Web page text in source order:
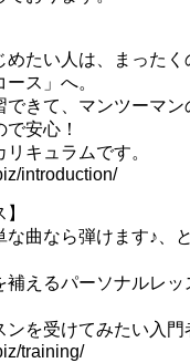
めたい人は、まったく
ス」へ。
できて、マンツーマン
安心！
キュラムです。
introduction/
な曲なら弾けます♪、
補えるパーソナルレ
を受けてみたい入門
training/